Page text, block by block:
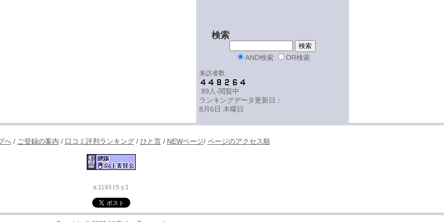
検索
AND検索 OR検索
来訪者数
89人-閲覧中
ランキングデータ更新日：
8月6日 木曜日
へ/ ご登録の案内 / 口コミ評判ランキング/ ひと言/ NEWページ/ ページのアクセス順
a:1193 t:5 y:1